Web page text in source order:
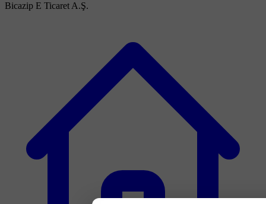
Bicazip E Ticaret A.Ş.